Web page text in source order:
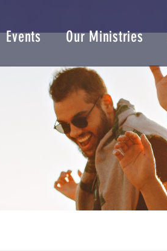
Events Our Ministries